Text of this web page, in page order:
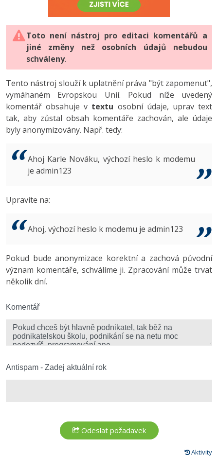
HTML5, CSS3, Bootstrap, SEO
SQL a databáze
Testování a verzování
UML a návrhové vzory
React
Spring
ASP.NET MVC
Best practices
PHP
JavaScript
Python
HTML / CSS
UML a návrhové vzory
MySQL/MariaDB
MS-SQL
Vývojář mobilních aplikací
C# Game developer
Tester
Systémový administrátor
3D grafik
Copywriter
WordPress specialista
-80%
JavaScript -80%
PHP -80%
Swift -80%
Kotlin -80%
VB.NET
Algoritmy -41%
Umělá inteligence (AI) -10%
Fórum
Digitální gramotnost
Marketing
WordPress
SEO
UX
Business
Copywriting
Windows
Kybernetická bezpečnost
Photoshop -80%
Adobe Illustrator -80%
Adobe Lightroom
Adobe XD
Adobe InDesign -25%
Adobe After Effects
Inkscape
Fórum
Toto není nástroj pro editaci komentářů a
jiné změny než osobních údajů nebudou
schváleny.
Tento nástroj slouží k uplatnění práva "být zapomenut",
vymáhaném Evropskou Unií. Pokud níže uvedený
komentář obsahuje v textu osobní údaje, uprav text
tak, aby zůstal obsah komentáře zachován, ale údaje
byly anonymizovány. Např. tedy:
Ahoj Karle Nováku, výchozí heslo k modemu
je admin123
Upravíte na:
Ahoj, výchozí heslo k modemu je admin123
Pokud bude anonymizace korektní a zachová původní
význam komentáře, schválíme ji. Zpracování může trvat
několik dní.
Komentář
Antispam - Zadej aktuální rok
Aktivity